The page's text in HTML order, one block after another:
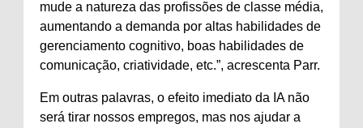
mude a natureza das profissões de classe média,
aumentando a demanda por altas habilidades de
gerenciamento cognitivo, boas habilidades de
comunicação, criatividade, etc.”, acrescenta Parr.
Em outras palavras, o efeito imediato da IA ​​não
será tirar nossos empregos, mas nos ajudar a